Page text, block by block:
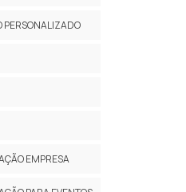
PERSONALIZADO
EMPRESA